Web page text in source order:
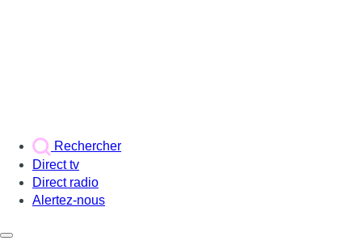
Rechercher
Direct tv
Direct radio
Alertez-nous